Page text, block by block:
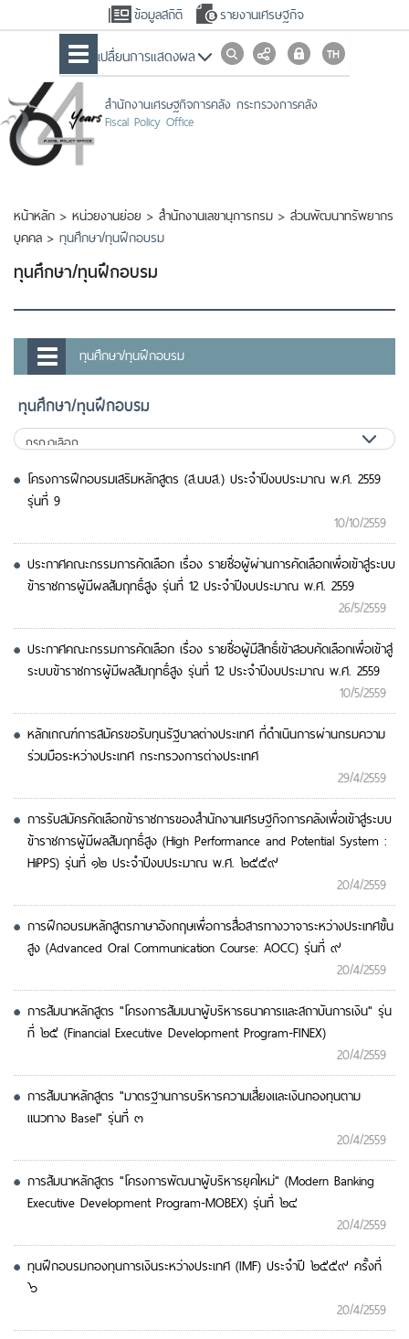
ข้อมูลสถิติ รายงานเศรษฐกิจ
เปลื่ยนการแสดงผล
สำนักงานเศรษฐกิจการคลัง กระทรวงการคลัง
Fiscal Policy Office
หน้าหลัก > หน่วยงานย่อย > สำนักงานเลขานุการกรม > ส่วนพัฒนาทรัพยากร
บุคคล > ทุนศึกษา/ทุนฝึกอบรม
ทุนศึกษา/ทุนฝึกอบรม
ทุนศึกษา/ทุนฝึกอบรม
ทุนศึกษา/ทุนฝึกอบรม
โครงการฝึกอบรมเสริมหลักสูตร (ส.นบส.) ประจำปีงบประมาณ พ.ศ. 2559
รุ่นที่ 9
10/10/2559
ประกาศคณะกรรมการคัดเลือก เรื่อง รายชื่อผู้ผ่านการคัดเลือกเพื่อเข้าสู่ระบบ
ข้าราชการผู้มีผลสัมฤทธิ์สูง รุ่นที่ 12 ประจำปีงบประมาณ พ.ศ. 2559
26/5/2559
ประกาศคณะกรรมการคัดเลือก เรื่อง รายชื่อผู้มีสิทธิ์เข้าสอบคัดเลือกเพื่อเข้าสู่
ระบบข้าราชการผู้มีผลสัมฤทธิ์สูง รุ่นที่ 12 ประจำปีงบประมาณ พ.ศ. 2559
10/5/2559
หลักเกณฑ์การสมัครขอรับทุนรัฐบาลต่างประเทศ ที่ดำเนินการผ่านกรมความ
ร่วมมือระหว่างประเทศ กระทรวงการต่างประเทศ
29/4/2559
การรับสมัครคัดเลือกข้าราชการของสำนักงานเศรษฐกิจการคลังเพื่อเข้าสู่ระบบ
ข้าราชการผู้มีผลสัมฤทธิ์สูง (High Performance and Potential System :
HiPPS) รุ่นที่ ๑๒ ประจำปีงบประมาณ พ.ศ. ๒๕๕๙
20/4/2559
การฝึกอบรมหลักสูตรภาษาอังกฤษเพื่อการสื่อสารทางวาจาระหว่างประเทศขั้น
สูง (Advanced Oral Communication Course: AOCC) รุ่นที่ ๙
20/4/2559
การสัมนาหลักสูตร "โครงการสัมมนาผู้บริหารธนาคารและสถาบันการเงิน" รุ่น
ที่ ๒๕ (Financial Executive Development Program-FINEX)
20/4/2559
การสัมนาหลักสูตร "มาตรฐานการบริหารความเสี่ยงและเงินกองทุนตาม
แนวทาง Basel" รุ่นที่ ๓
20/4/2559
การสัมนาหลักสูตร "โครงการพัฒนาผู้บริหารยุคใหม่" (Modern Banking
Executive Development Program-MOBEX) รุ่นที่ ๒๔
20/4/2559
ทุนฝึกอบรมกองทุนการเงินระหว่างประเทศ (IMF) ประจำปี ๒๕๕๙ ครั้งที่
๖
20/4/2559